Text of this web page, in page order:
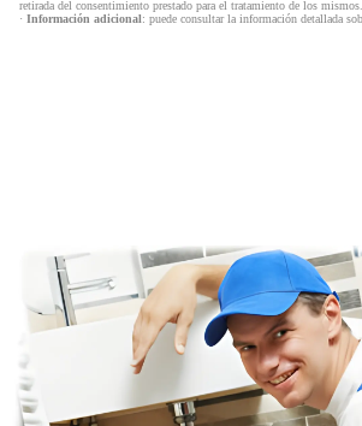
retirada del consentimiento prestado para el tratamiento de los mismos.
· Información adicional: puede consultar la información detallada